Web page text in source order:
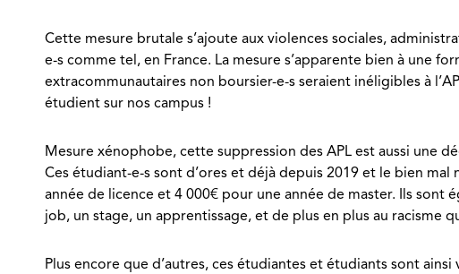
Cette mesure brutale s’ajoute aux violences sociales,
e-s comme tel, en France. La mesure s’apparente bien à une
extracommunautaires non boursier-e-s seraient inéligibles à
étudient sur nos campus !
Mesure xénophobe, cette suppression des APL est aussi une
Ces étudiant-e-s sont d’ores et déjà depuis 2019 et le bien
année de licence et 4 000€ pour une année de master. Ils
job, un stage, un apprentissage, et de plus en plus au racisme
Plus encore que d’autres, ces étudiantes et étudiants sont